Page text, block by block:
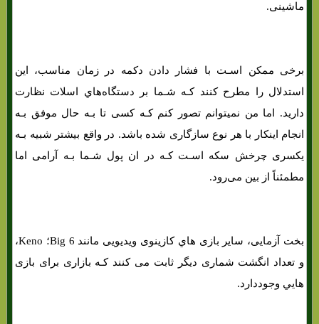
ماشینی.
برخی ممکن اسـت با فشار دادن دکمه در زمان مناسب، این
استدلال را مطرح کنند کـه شـما بر دستگاه‌هاي‌ اسلات نظارت
دارید. اما من نمیتوانم تصور کنم کـه کسی تا بـه حال موفق بـه
انجام اینکار با هر نوع سازگاری شده باشد. در واقع بیشتر شبیه بـه
یکسری چرخش سکه اسـت کـه در ان پول شـما بـه آرامی اما
مطمئناً از بین می‌رود.
بخت آزمایی، سایر بازی هاي‌ کازینوی ویدیویی مانند Big 6؛ Keno،
و تعداد انگشت شماری دیگر ثابت می کنند کـه بازاری برای بازی
هایي وجوددارد.